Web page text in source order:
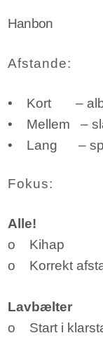
Hanbon
Afstande:
• Kort –
• Mellem –
• Lang –
Fokus:
Alle!
o Kihap
o Korrekt
Lavbælter
o Start i